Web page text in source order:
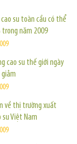
su toàn cầu có thể
trong năm 2009
cao su thế giới ngày
về thị trường xuất
su Việt Nam